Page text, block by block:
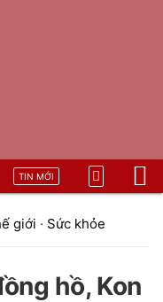
TIN MỚI
giới · Sức khỏe
hồ, Kon